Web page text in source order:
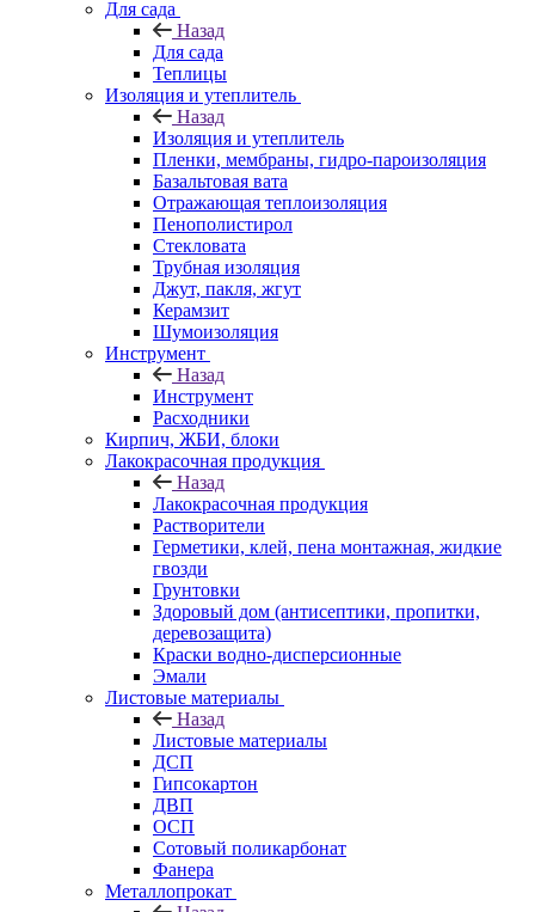
Для сада
Назад
Для сада
Теплицы
Изоляция и утеплитель
Назад
Изоляция и утеплитель
Пленки, мембраны, гидро-пароизоляция
Базальтовая вата
Отражающая теплоизоляция
Пенополистирол
Стекловата
Трубная изоляция
Джут, пакля, жгут
Керамзит
Шумоизоляция
Инструмент
Назад
Инструмент
Расходники
Кирпич, ЖБИ, блоки
Лакокрасочная продукция
Назад
Лакокрасочная продукция
Растворители
Герметики, клей, пена монтажная, жидкие
гвозди
Грунтовки
Здоровый дом (антисептики, пропитки,
деревозащита)
Краски водно-дисперсионные
Эмали
Листовые материалы
Назад
Листовые материалы
ДСП
Гипсокартон
ДВП
ОСП
Сотовый поликарбонат
Фанера
Металлопрокат